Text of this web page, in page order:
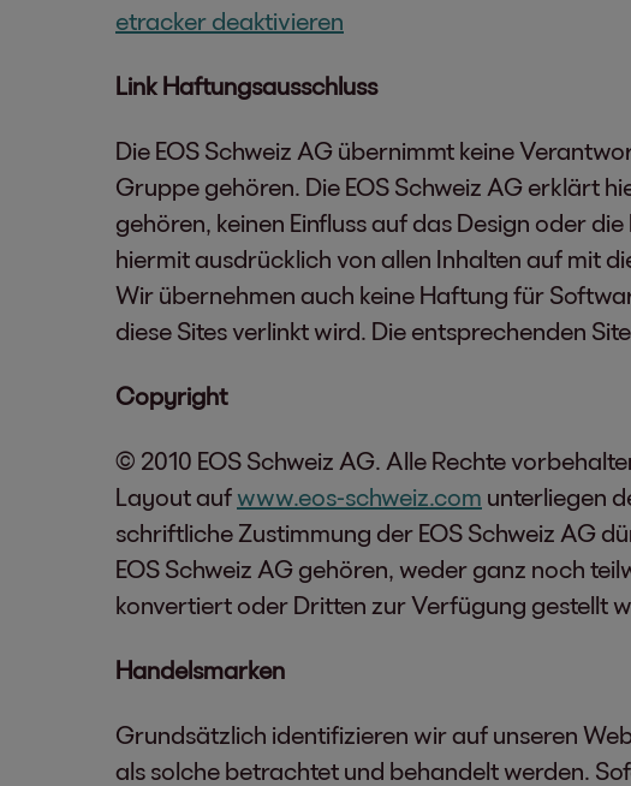
etracker deaktivieren
Link Haftungsausschluss
Die EOS Schweiz AG übernimmt keine
Gruppe gehören. Die EOS Schweiz AG erklärt
gehören, keinen Einfluss auf das Design oder
hiermit ausdrücklich von allen Inhalten auf mit
Wir übernehmen auch keine Haftung für
diese Sites verlinkt wird. Die entsprechenden
Copyright
© 2010 EOS Schweiz AG. Alle Rechte
Layout aufwww.eos-schweiz.com unterliegen
schriftliche Zustimmung der EOS Schweiz AG
EOS Schweiz AG gehören, weder ganz noch
konvertiert oder Dritten zur Verfügung gestellt
Handelsmarken
Grundsätzlich identifizieren wir auf unseren
als solche betrachtet und behandelt werden.